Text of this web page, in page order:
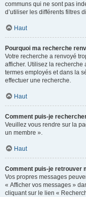
communs qui ne sont pas
d’utiliser les différents filtres
Haut
Pourquoi ma recherche
Votre recherche a renvoyé
afficher. Utilisez la recherche
termes employés et dans la
effectuer une recherche.
Haut
Comment puis-je
Veuillez vous rendre sur la
un membre ».
Haut
Comment puis-je retrouver
Vos propres messages
« Afficher vos messages »
cliquant sur le lien «